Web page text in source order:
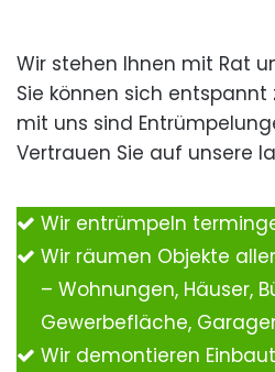
Wir stehen Ihnen mit Rat
Sie können sich entspannt
mit uns sind
Vertrauen Sie auf unsere
Wir entrümpeln
Wir räumen Objekte
– Wohnungen, Häuser,
Gewerbefläche,
Wir demontieren